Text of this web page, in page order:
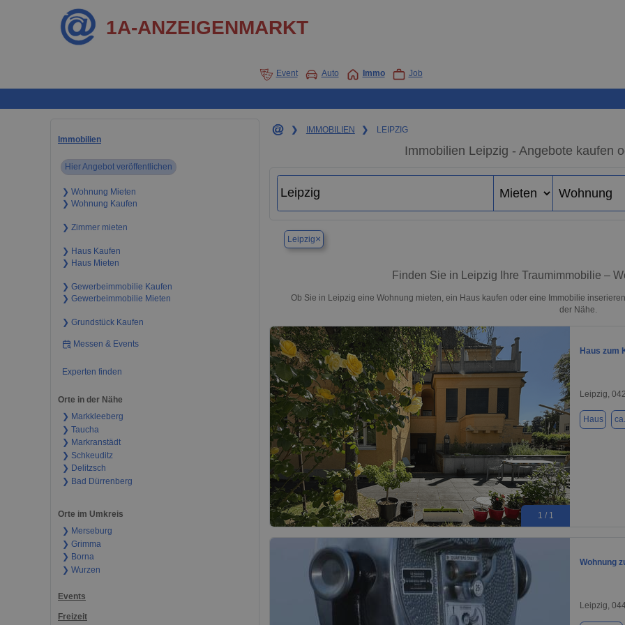
1A-ANZEIGENMARKT
Event Auto Immo Job
Immobilien
Hier Angebot veröffentlichen
❯ Wohnung Mieten
❯ Wohnung Kaufen
❯ Zimmer mieten
❯ Haus Kaufen
❯ Haus Mieten
❯ Gewerbeimmobilie Kaufen
❯ Gewerbeimmobilie Mieten
❯ Grundstück Kaufen
Messen & Events
Experten finden
Orte in der Nähe
❯ Markkleeberg
❯ Taucha
❯ Markranstädt
❯ Schkeuditz
❯ Delitzsch
❯ Bad Dürrenberg
Orte im Umkreis
❯ Merseburg
❯ Grimma
❯ Borna
❯ Wurzen
Events
Freizeit
❯ IMMOBILIEN ❯ LEIPZIG
Immobilien Leipzig - Angebote kaufen
Leipzig×
Finden Sie in Leipzig Ihre Traumimmobilie –
Ob Sie in Leipzig eine Wohnung mieten, ein Haus kaufen oder eine Immobilie
der Nähe.
1 / 1
Haus zum
Leipzig,
Haus
Wohnung
Leipzig,